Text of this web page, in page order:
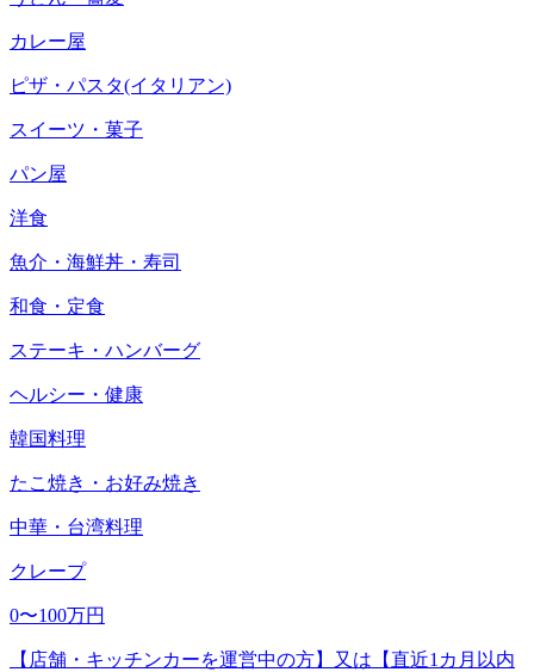
カレー屋
ピザ・パスタ(イタリアン)
スイーツ・菓子
パン屋
洋食
魚介・海鮮丼・寿司
和食・定食
ステーキ・ハンバーグ
ヘルシー・健康
韓国料理
たこ焼き・お好み焼き
中華・台湾料理
クレープ
0〜100万円
【店舗・キッチンカーを運営中の方】又は【直近1カ月以内